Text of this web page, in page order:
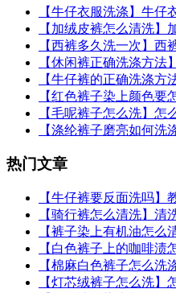
【牛仔衣服洗涤】牛
【加绒皮裤怎么清洗
【西裤多久洗一次】西
【休闲裤正确洗涤方
【牛仔裤的正确洗涤
【红色裤子染上颜色
【毛呢裤子怎么洗】
【涤纶裤子磨亮如何
热门文章
【牛仔裤要反面洗吗】
【骑行裤怎么清洗】
【裤子染上有机油怎
【白色裤子上的咖啡
【棉麻白色裤子怎么
【灯芯绒裤子怎么洗